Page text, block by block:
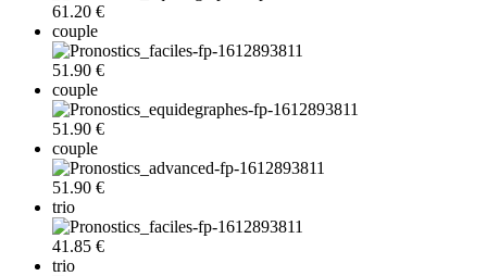
61.20 €
couple
51.90 €
couple
51.90 €
couple
51.90 €
trio
41.85 €
trio